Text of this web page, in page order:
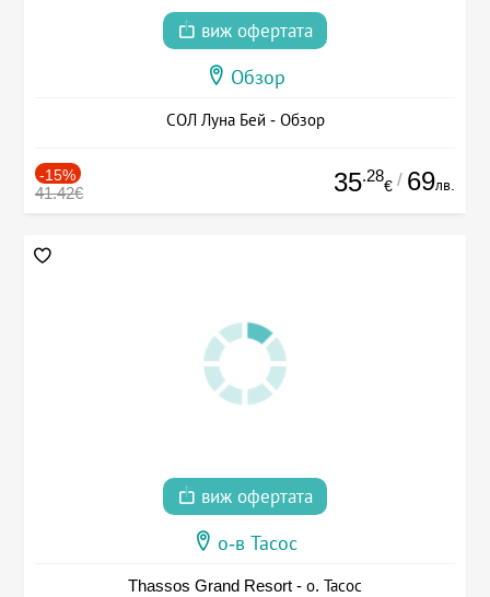
виж офертата
Обзор
СОЛ Луна Бей - Обзор
-15%
41.42€ 35.28
€ / 69лв.
виж офертата
о-в Тасос
Thassos Grand Resort - о. Тасос